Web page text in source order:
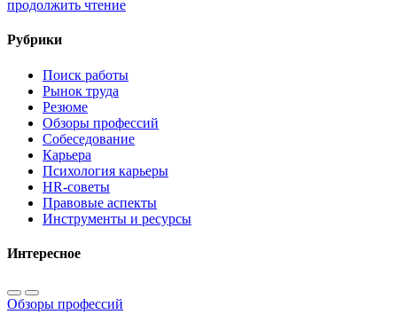
продолжить чтение
Рубрики
Поиск работы
Рынок труда
Резюме
Обзоры профессий
Собеседование
Карьера
Психология карьеры
HR-советы
Правовые аспекты
Инструменты и ресурсы
Интересное
Обзоры профессий